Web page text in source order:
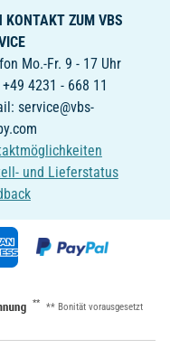
KONTAKT ZUM VBS
Mo.-Fr. 9 - 17 Uhr
4231 - 668 11
service@vbs-
und Lieferstatus
** ** Bonität vorausgesetzt